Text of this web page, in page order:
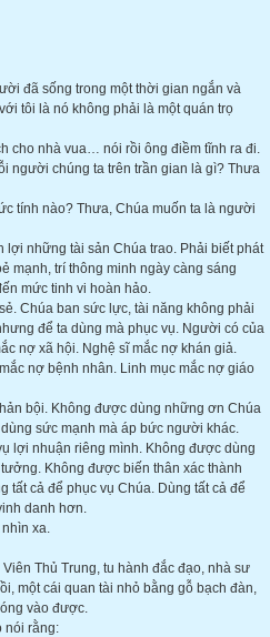
đã sống trong một thời gian ngắn và
tôi là nó không phải là một quán trọ
cho nhà vua… nói rồi ông điềm tĩnh ra đi.
người chúng ta trên trần gian là gì? Thưa
tính nào? Thưa, Chúa muốn ta là người
lợi những tài sản Chúa trao. Phải biết phát
mạnh, trí thông minh ngày càng sáng
mức tinh vi hoàn hảo.
Chúa ban sức lực, tài năng không phải
để ta dùng mà phục vụ. Người có của
nợ xã hội. Nghệ sĩ mắc nợ khán giả.
nợ bệnh nhân. Linh mục mắc nợ giáo
bội. Không được dùng những ơn Chúa
sức mạnh mà áp bức người khác.
lợi nhuận riêng mình. Không được dùng
Không được biến thân xác thành
tất cả để phục vụ Chúa. Dùng tất cả để
danh hơn.
xa.
Thủ Trung, tu hành đắc đạo, nhà sư
một cái quan tài nhỏ bằng gỗ bạch đàn,
vào được.
nói rằng: